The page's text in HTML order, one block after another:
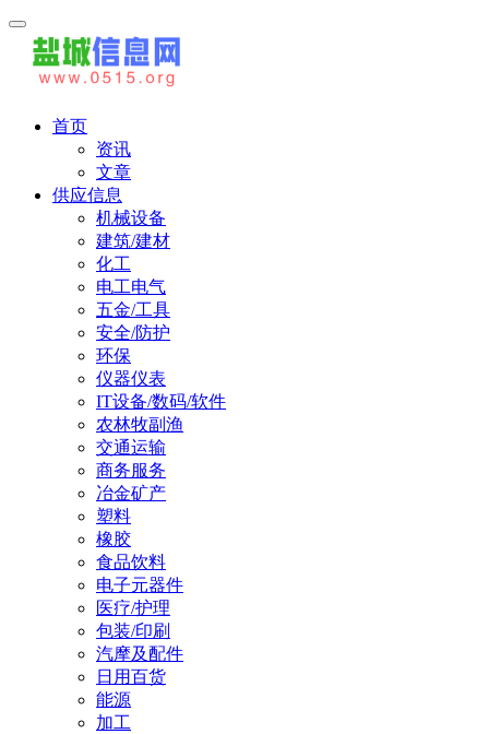
首页
资讯
文章
供应信息
机械设备
建筑/建材
化工
电工电气
五金/工具
安全/防护
环保
仪器仪表
IT设备/数码/软件
农林牧副渔
交通运输
商务服务
冶金矿产
塑料
橡胶
食品饮料
电子元器件
医疗/护理
包装/印刷
汽摩及配件
日用百货
能源
加工